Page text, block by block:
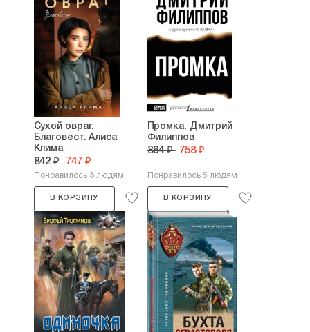
Сухой овраг.
Благовест. Алиса
Клима
842 ₽ 747 ₽
Понравилось 3 людям
В КОРЗИНУ
Промка. Дмитрий
Филиппов
864 ₽ 758 ₽
Понравилось 5 людям
В КОРЗИНУ